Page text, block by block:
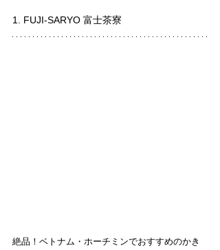
1. FUJI-SARYO 富士茶寮
絶品！ベトナム・ホーチミンでおすすめのかき